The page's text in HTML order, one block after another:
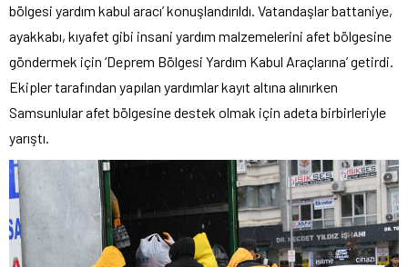
bölgesi yardım kabul aracı’ konuşlandırıldı. Vatandaşlar battaniye,
ayakkabı, kıyafet gibi insani yardım malzemelerini afet bölgesine
göndermek için ‘Deprem Bölgesi Yardım Kabul Araçlarına’ getirdi.
Ekipler tarafından yapılan yardımlar kayıt altına alınırken
Samsunlular afet bölgesine destek olmak için adeta birbirleriyle
yarıştı.